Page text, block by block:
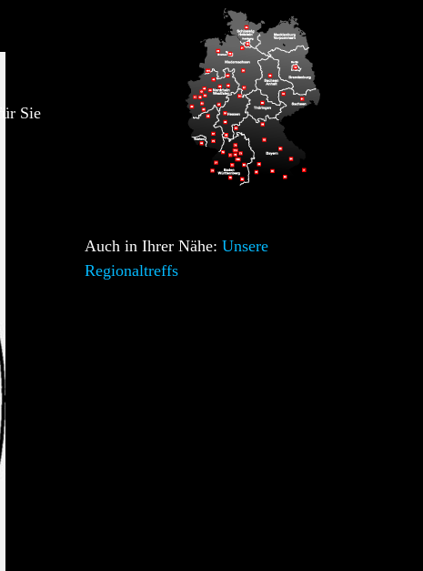
für Sie
Auch in Ihrer Nähe: Unsere
Regionaltreffs